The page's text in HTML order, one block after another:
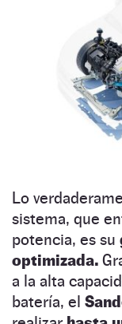
Lo
sistema, que
potencia, es su
optimizada.
a la alta
batería, el